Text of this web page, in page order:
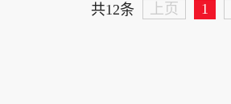
共12条 上页 1